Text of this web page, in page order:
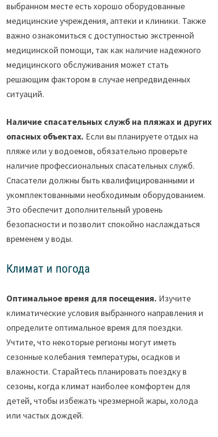
выбранном месте есть хорошо оборудованные
медицинские учреждения, аптеки и клиники. Также
важно ознакомиться с доступностью экстренной
медицинской помощи, так как наличие надежного
медицинского обслуживания может стать
решающим фактором в случае непредвиденных
ситуаций.
Наличие спасательных служб на пляжах и других
опасных объектах. Если вы планируете отдых на
пляже или у водоемов, обязательно проверьте
наличие профессиональных спасательных служб.
Спасатели должны быть квалифицированными и
укомплектованными необходимым оборудованием.
Это обеспечит дополнительный уровень
безопасности и позволит спокойно наслаждаться
временем у воды.
Климат и погода
Оптимальное время для посещения. Изучите
климатические условия выбранного направления и
определите оптимальное время для поездки.
Учтите, что некоторые регионы могут иметь
сезонные колебания температуры, осадков и
влажности. Старайтесь планировать поездку в
сезоны, когда климат наиболее комфортен для
детей, чтобы избежать чрезмерной жары, холода
или частых дождей.